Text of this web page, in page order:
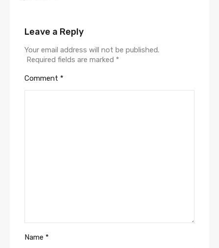
Leave a Reply
Your email address will not be published.
Required fields are marked *
Comment *
Name *